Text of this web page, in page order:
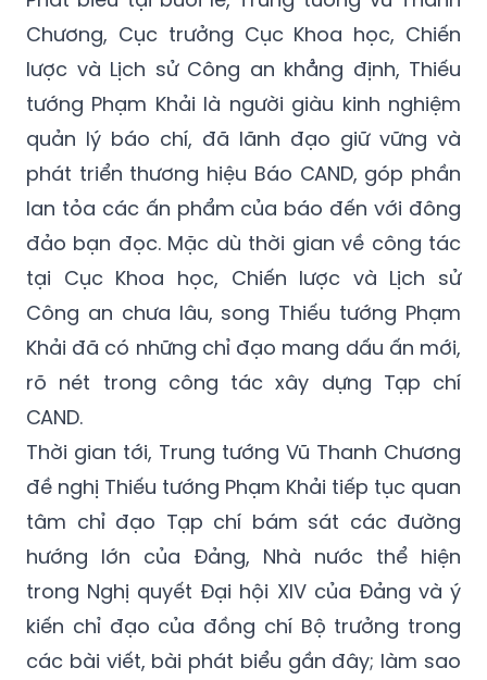
Chương, Cục trưởng Cục Khoa học, Chiến
lược và Lịch sử Công an khẳng định, Thiếu
tướng Phạm Khải là người giàu kinh nghiệm
quản lý báo chí, đã lãnh đạo giữ vững và
phát triển thương hiệu Báo CAND, góp phần
lan tỏa các ấn phẩm của báo đến với đông
đảo bạn đọc. Mặc dù thời gian về công tác
tại Cục Khoa học, Chiến lược và Lịch sử
Công an chưa lâu, song Thiếu tướng Phạm
Khải đã có những chỉ đạo mang dấu ấn mới,
rõ nét trong công tác xây dựng Tạp chí
CAND.
Thời gian tới, Trung tướng Vũ Thanh Chương
đề nghị Thiếu tướng Phạm Khải tiếp tục quan
tâm chỉ đạo Tạp chí bám sát các đường
hướng lớn của Đảng, Nhà nước thể hiện
trong Nghị quyết Đại hội XIV của Đảng và ý
kiến chỉ đạo của đồng chí Bộ trưởng trong
các bài viết, bài phát biểu gần đây; làm sao